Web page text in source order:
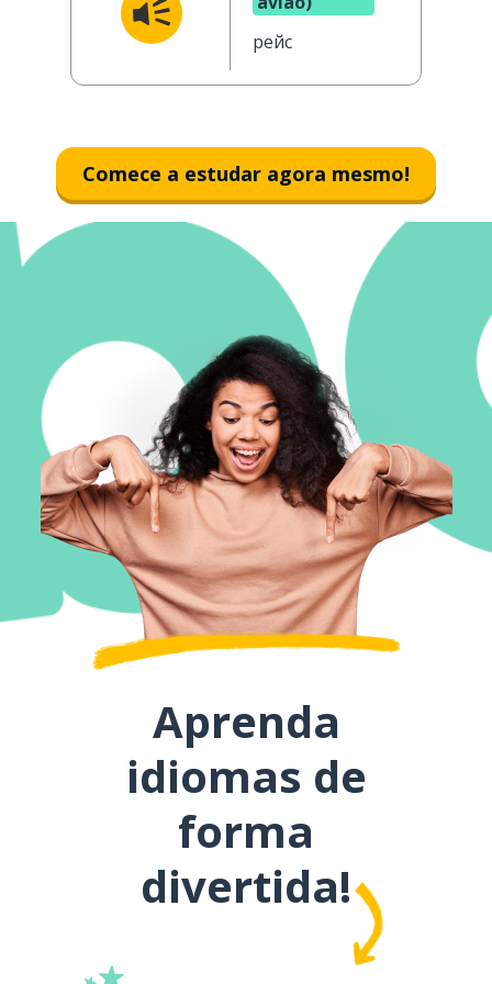
рейс
Comece a estudar agora mesmo!
Aprenda
idiomas de
forma
divertida!